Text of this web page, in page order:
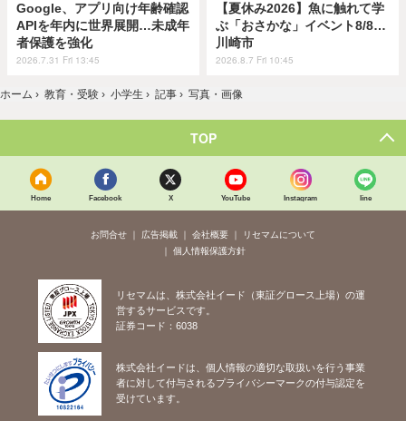
Google、アプリ向け年齢確認
APIを年内に世界展開…未成年
者保護を強化
2026.7.31 Fri 13:45
【夏休み2026】魚に触れて学
ぶ「おさかな」イベント8/8…
川崎市
2026.8.7 Fri 10:45
ホーム › 教育・受験 › 小学生 › 記事 › 写真・画像
TOP
Home Facebook X YouTube Instagram line
お問合せ 広告掲載 会社概要
リセマムについて
個人情報保護方針
リセマムは、株式会社イード（東証グロース上場）の運
営するサービスです。
証券コード：6038
株式会社イードは、個人情報の適切な取扱いを行う事業
者に対して付与されるプライバシーマークの付与認定を
受けています。